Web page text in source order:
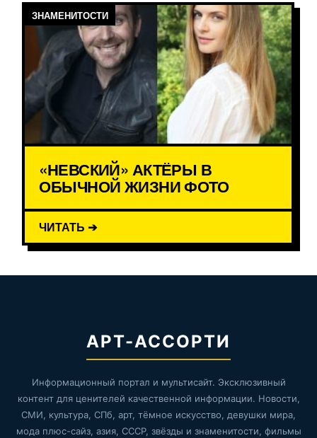
ЗНАМЕНИТОСТИ
«НЕВСКИЙ» АКТЁРЫ В
ОБЫЧНОЙ ЖИЗНИ ФОТО
ЧИТАТЬ ➔
АРТ-АССОРТИ
Информационный портал и мультисайт. Эксклюзивный
контент для ценителей качественной информации. Новости,
СМИ, культура, СПб, арт, тёмное искусство, девушки мира,
мода плюс-сайз, азия, СССР, звёзды и знаменитости, фильмы